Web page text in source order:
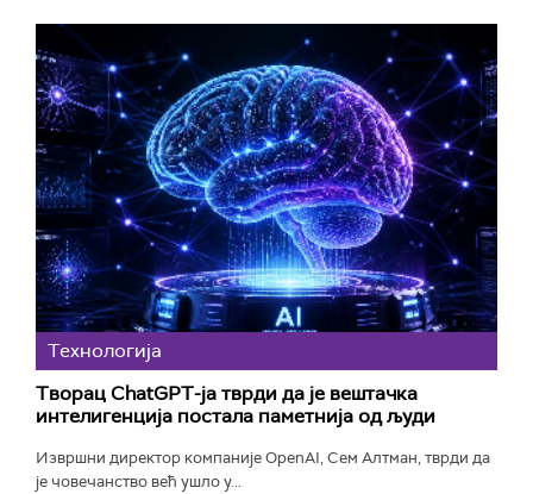
Технологијa
Творац ChatGPT-ја тврди да је вештачка
интелигенција постала паметнија од људи
Извршни директор компаније OpenAI, Сем Алтман, тврди да
је човечанство већ ушло у...